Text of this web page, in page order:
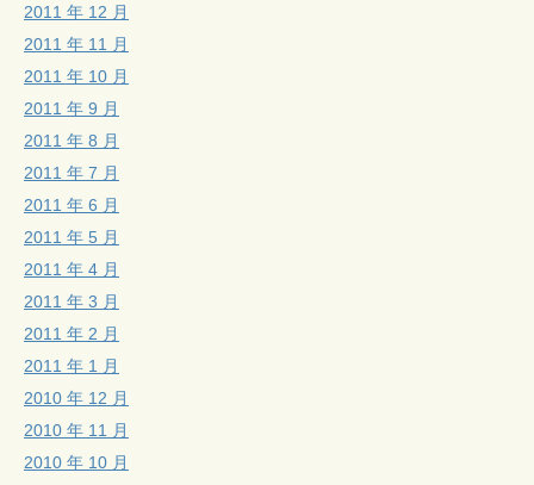
2011 年 12 月
2011 年 11 月
2011 年 10 月
2011 年 9 月
2011 年 8 月
2011 年 7 月
2011 年 6 月
2011 年 5 月
2011 年 4 月
2011 年 3 月
2011 年 2 月
2011 年 1 月
2010 年 12 月
2010 年 11 月
2010 年 10 月